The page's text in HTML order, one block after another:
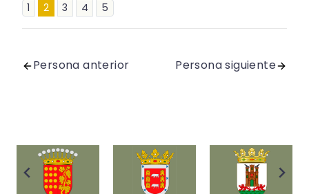
1 2 3 4 5
Persona anterior Persona siguiente